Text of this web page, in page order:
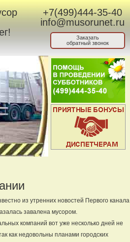
+7(499)444-35-40
info@musorunet.ru
Заказать
обратный звонок
из утренних новостей Первого канала
завалена мусором.
компаний вот уже несколько дней не
как недовольны планами городских